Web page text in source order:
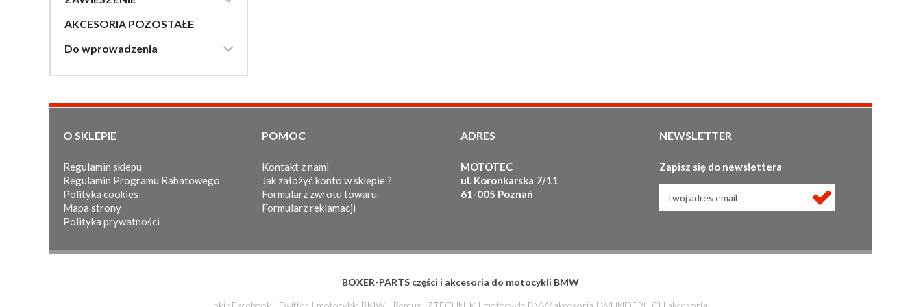
AKCESORIA POZOSTAŁE

Do wprowadzenia
O SKLEPIE
Regulamin sklepu
Regulamin Programu Rabatowego
Polityka cookies
Mapa strony
Polityka prywatności
POMOC
Kontakt z nami
Jak założyć konto w sklepie ?
Formularz zwrotu towaru
Formularz reklamacji
ADRES
MOTOTEC
ul. Koronkarska 7/11
61-005 Poznań
NEWSLETTER
Zapisz się do newslettera
BOXER-PARTS części i akcesoria do motocykli BMW